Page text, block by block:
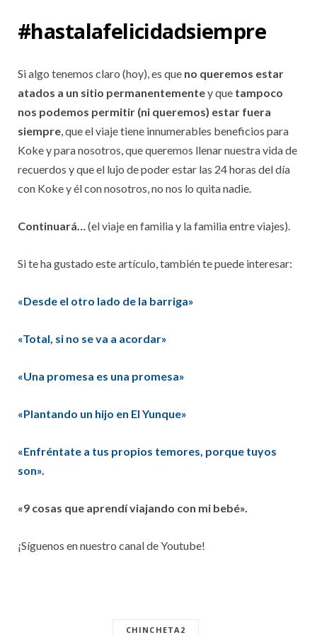
#hastalafelicidadsiempre
Si algo tenemos claro (hoy), es que no queremos estar
atados a un sitio permanentementey que tampoco
nos podemos permitir (ni queremos) estar fuera
siempre, que el viaje tiene innumerables beneficios para
Koke y para nosotros, que queremos llenar nuestra vida de
recuerdos y que el lujo de poder estar las 24 horas del día
con Koke y él con nosotros, no nos lo quita nadie.
Continuará…(el viaje en familia y la familia entre viajes).
Si te ha gustado este artículo, también te puede interesar:
«Desde el otro lado de la barriga»
«Total, si no se va a acordar»
«Una promesa es una promesa»
«Plantando un hijo en El Yunque»
«Enfréntate a tus propios temores, porque tuyos
son».
«9 cosas que aprendí viajando con mi bebé».
¡Síguenos en nuestro canal de Youtube!
CHINCHETA2